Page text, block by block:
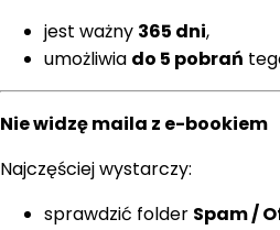
jest ważny 365 dni,
umożliwia do 5 pobrań
Nie widzę maila z e-bookiem
Najczęściej wystarczy:
sprawdzić folder Spam /